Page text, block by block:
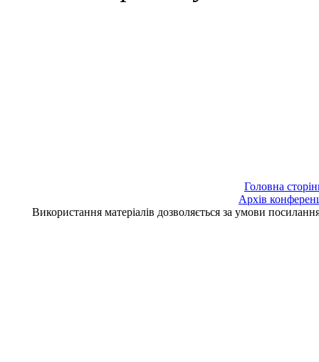
Головна
Архів
Використання матеріалів дозволяється за умови